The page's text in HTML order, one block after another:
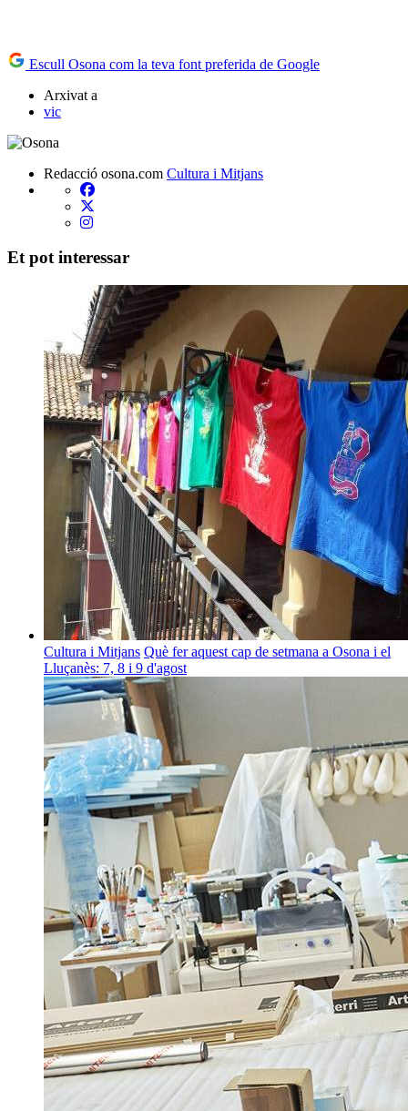
Escull Osona com la teva font preferida de Google
Arxivat a
vic
Redacció osona.com Cultura i Mitjans
Et pot interessar
Cultura i Mitjans Què fer aquest cap de setmana a Osona i el
Lluçanès: 7, 8 i 9 d'agost